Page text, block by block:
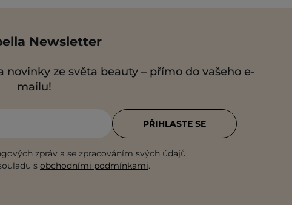
Newsletter
novinky ze světa beauty – přímo do vašeho e-
mailu!
zpráv a se zpracováním svých údajů
s obchodními podmínkami.
PŘIHLASTE SE